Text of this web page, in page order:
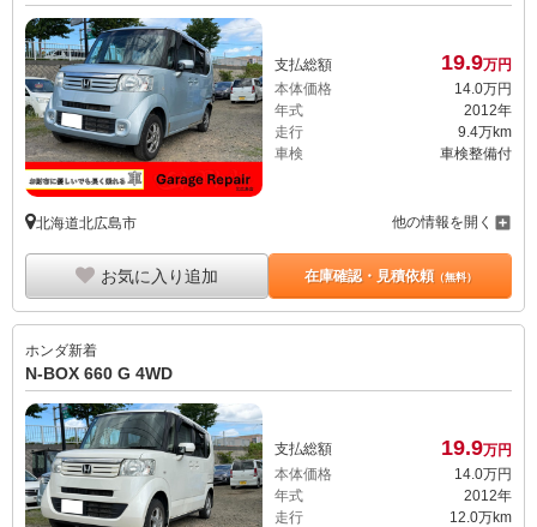
支払総額 19.9万円
本体価格
14.0万円
年式
2012年
走行
9.4万km
車検
車検整備付
北海道北広島市 他の情報を開く
お気に入り追加 在庫確認・見積依頼（無料）
ホンダ新着
N-BOX 660 G 4WD
支払総額 19.9万円
本体価格
14. 0万円
年式
2012年
走行
12.0万km